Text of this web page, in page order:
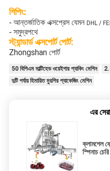
শিপিং:
- আন্তর্জাতিক এক্সপ্রেস যেমন DHL /
- সমুদ্রপথে
স্ট্যান্ডার্ড এক্সপোর্ট পোর্ট:
Zhongshan পোর্ট
50 বিপিএম মাল্টিহেড ওয়েইগার প্যাকিং মেশিন
দুটি পর্যায় হিমায়িত মুরগির প্যাকেজিং মেশিন
এর
ক্লামশেল
স্পিনাচ